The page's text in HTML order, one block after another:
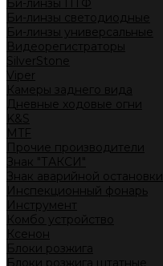
Би-линзы ПТФ
Би-линзы светодиодные
Би-линзы универсальные
Видеорегистраторы
SilverStone
Viper
Камеры заднего вида
Дневные ходовые огни
K&S
MTF
Прочие производители
Знак "ТАКСИ"
Знак аварийной остановки
Инспекционный фонарь
Инструмент
Комбо устройство
Ксенон
Блоки розжига
Блоки розжига штатные